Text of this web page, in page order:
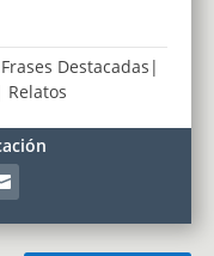
Frases Destacadas |
Relatos